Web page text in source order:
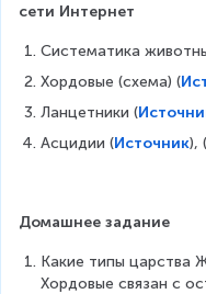
сети Интернет
Систематика
Хордовые (схема) (
Ланцетники (
Асцидии (Источник), (
Домашнее задание
Какие типы царства
Хордовые связан с